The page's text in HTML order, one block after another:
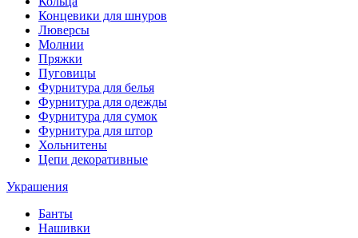
Концевики для шнуров
Люверсы
Молнии
Пряжки
Пуговицы
Фурнитура для белья
Фурнитура для одежды
Фурнитура для сумок
Фурнитура для штор
Хольнитены
Цепи декоративные
Украшения
Банты
Нашивки